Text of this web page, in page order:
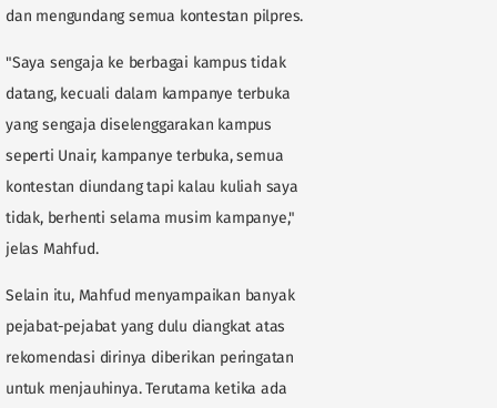
dan mengundang semua kontestan pilpres.
"Saya sengaja ke berbagai kampus tidak
datang, kecuali dalam kampanye terbuka
yang sengaja diselenggarakan kampus
seperti Unair, kampanye terbuka, semua
kontestan diundang tapi kalau kuliah saya
tidak, berhenti selama musim kampanye,"
jelas Mahfud.
Selain itu, Mahfud menyampaikan banyak
pejabat-pejabat yang dulu diangkat atas
rekomendasi dirinya diberikan peringatan
untuk menjauhinya. Terutama ketika ada